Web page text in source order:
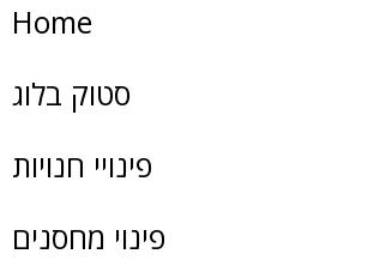
Home
סטוק בלוג
פינויי חנויות
פינוי מחסנים